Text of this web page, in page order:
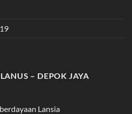
– DEPOK JAYA
Lansia